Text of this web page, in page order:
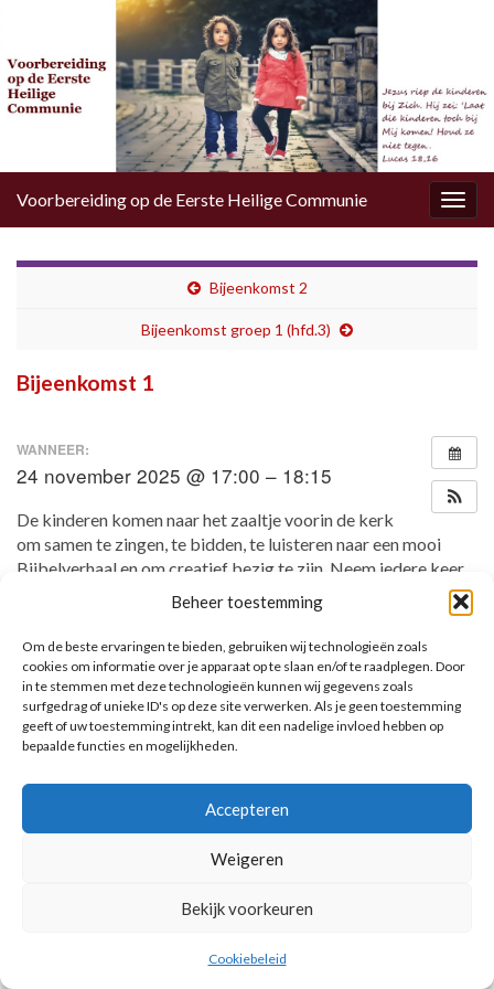
Beheer toestemming
Om de beste ervaringen te bieden, gebruiken wij technologieën zoals
cookies om informatie over je apparaat op te slaan en/of te raadplegen. Door
in te stemmen met deze technologieën kunnen wij gegevens zoals
surfgedrag of unieke ID's op deze site verwerken. Als je geen toestemming
geeft of uw toestemming intrekt, kan dit een nadelige invloed hebben op
bepaalde functies en mogelijkheden.
Accepteren
Weigeren
Bekijk voorkeuren
Cookiebeleid
Voorbereiding op de Eerste Heilige Communie
Bijeenkomst 2
Bijeenkomst groep 1 (hfd.3)
Bijeenkomst 1
WANNEER:
24 november 2025 @ 17:00 – 18:15
De kinderen komen naar het zaaltje voorin de kerk
om samen te zingen, te bidden, te luisteren naar een mooi
Bijbelverhaal en om creatief bezig te zijn. Neem iedere keer
AANKOMENDE ACTIVITEITEN
Geen activiteiten.